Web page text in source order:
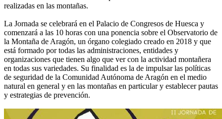
realizadas en las montañas.
La Jornada se celebrará en el Palacio de Congresos de Huesca y
comenzará a las 10 horas con una ponencia sobre el Observatorio de
la Montaña de Aragón, un órgano colegiado creado en 2018 y que
está formado por todas las administraciones, entidades y
organizaciones que tienen algo que ver con la actividad montañera
en todas sus variedades. Su finalidad es la de impulsar las políticas
de seguridad de la Comunidad Autónoma de Aragón en el medio
natural en general y en las montañas en particular y establecer pautas
y estrategias de prevención.